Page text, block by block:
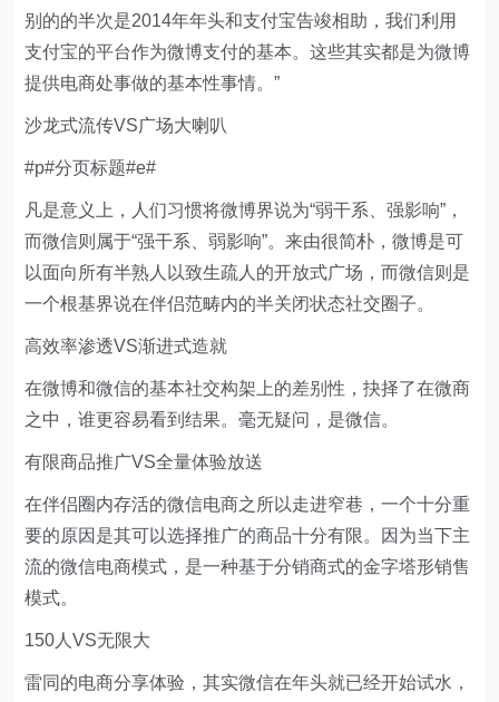
别的的半次是2014年年头和支付宝告竣相助，我们利用
支付宝的平台作为微博支付的基本。这些其实都是为微博
提供电商处事做的基本性事情。”
沙龙式流传VS广场大喇叭
#p#分页标题#e#
凡是意义上，人们习惯将微博界说为“弱干系、强影响”，
而微信则属于“强干系、弱影响”。来由很简朴，微博是可
以面向所有半熟人以致生疏人的开放式广场，而微信则是
一个根基界说在伴侣范畴内的半关闭状态社交圈子。
高效率渗透VS渐进式造就
在微博和微信的基本社交构架上的差别性，抉择了在微商
之中，谁更容易看到结果。毫无疑问，是微信。
有限商品推广VS全量体验放送
在伴侣圈内存活的微信电商之所以走进窄巷，一个十分重
要的原因是其可以选择推广的商品十分有限。因为当下主
流的微信电商模式，是一种基于分销商式的金字塔形销售
模式。
150人VS无限大
雷同的电商分享体验，其实微信在年头就已经开始试水，